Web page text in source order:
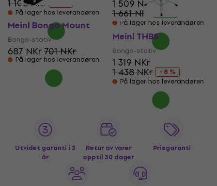
1 102 NKr
På lager hos leverandøren
1 509 NKr
1 661 NKr
- 9 %
På lager hos leverandøren
Meinl Bongo Mount
Bongo-stativ
687 NKr701 NKr
På lager hos leverandøren
Meinl THBS
Bongo-stativ
1 319 NKr
1 438 NKr
- 8 %
På lager hos leverandøren
Utvidet garanti i 3
år
Retur av varer
opptil 30 dager
Prisgaranti